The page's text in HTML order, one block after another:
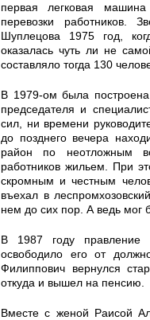
первая легковая
перевозки работников.
Шуплецова 1975 год,
оказалась чуть ли не
составляло тогда 130
В 1979-ом была
председателя и
сил, ни времени
до позднего вечера
район по неотложным
работников жильем. При
скромным и честным
въехал в
нем до сих пор. А ведь мог
В 1987 году правление
освободило его от
Филиппович вернулся
откуда и вышел на пенсию.
Вместе с женой Раисой